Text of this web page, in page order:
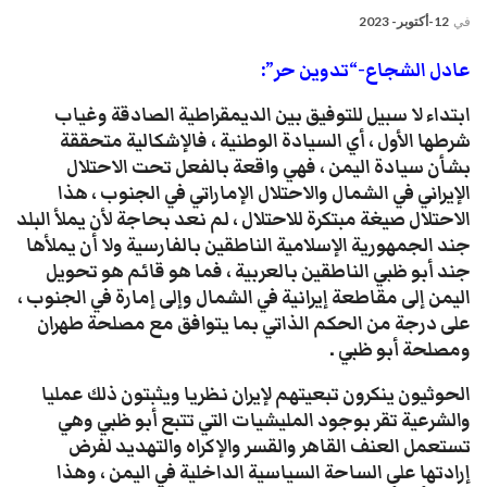
في 12-أكتوبر- 2023
عادل الشجاع-“تدوين حر”:
ابتداء لا سبيل للتوفيق بين الديمقراطية الصادقة وغياب
شرطها الأول ، أي السيادة الوطنية ، فالإشكالية متحققة
بشأن سيادة اليمن ، فهي واقعة بالفعل تحت الاحتلال
الإيراني في الشمال والاحتلال الإماراتي في الجنوب ، هذا
الاحتلال صيغة مبتكرة للاحتلال ، لم نعد بحاجة لأن يملأ البلد
جند الجمهورية الإسلامية الناطقين بالفارسية ولا أن يملأها
جند أبو ظبي الناطقين بالعربية ، فما هو قائم هو تحويل
اليمن إلى مقاطعة إيرانية في الشمال وإلى إمارة في الجنوب ،
على درجة من الحكم الذاتي بما يتوافق مع مصلحة طهران
ومصلحة أبو ظبي .
الحوثيون ينكرون تبعيتهم لإيران نظريا ويثبتون ذلك عمليا
والشرعية تقر بوجود المليشيات التي تتبع أبو ظبي وهي
تستعمل العنف القاهر والقسر والإكراه والتهديد لفرض
إرادتها على الساحة السياسية الداخلية في اليمن ، وهذا